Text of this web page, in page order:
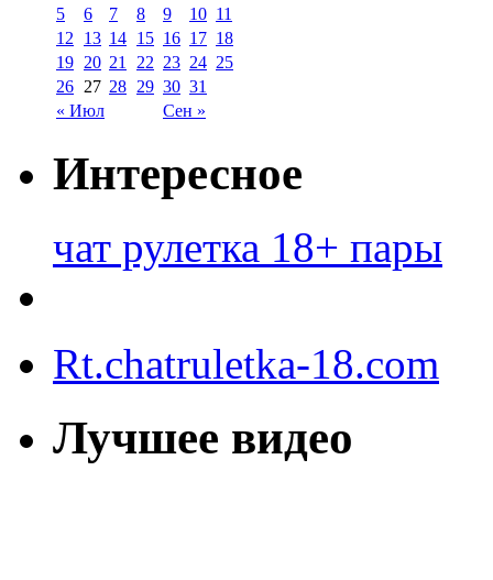
« Июл Сен »
5
6 7 8 9 10 11
12
13 14 15 16 17 18
19 20 21 22 23 24 25
26 27 28 29 30 31
Интересное
чат рулетка 18+ пары
Rt.chatruletka-18.com
Лучшее видео